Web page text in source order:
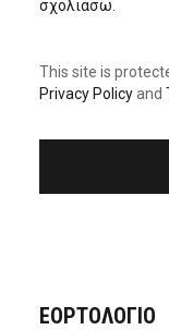
σχολιάσω.
This site is
Privacy Policyand
ΕΟΡΤΟΛΟΓΙΟ